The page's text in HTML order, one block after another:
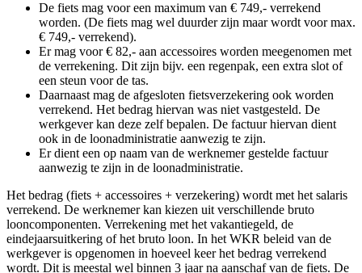
De fiets mag voor een maximum van € 749,- verrekend
worden. (De fiets mag wel duurder zijn maar wordt voor max.
€ 749,- verrekend).
Er mag voor € 82,- aan accessoires worden meegenomen met
de verrekening. Dit zijn bijv. een regenpak, een extra slot of
een steun voor de tas.
Daarnaast mag de afgesloten fietsverzekering ook worden
verrekend. Het bedrag hiervan was niet vastgesteld. De
werkgever kan deze zelf bepalen. De factuur hiervan dient
ook in de loonadministratie aanwezig te zijn.
Er dient een op naam van de werknemer gestelde factuur
aanwezig te zijn in de loonadministratie.
Het bedrag (fiets + accessoires + verzekering) wordt met het salaris
verrekend. De werknemer kan kiezen uit verschillende bruto
looncomponenten. Verrekening met het vakantiegeld, de
eindejaarsuitkering of het bruto loon. In het WKR beleid van de
werkgever is opgenomen in hoeveel keer het bedrag verrekend
wordt. Dit is meestal wel binnen 3 jaar na aanschaf van de fiets. De